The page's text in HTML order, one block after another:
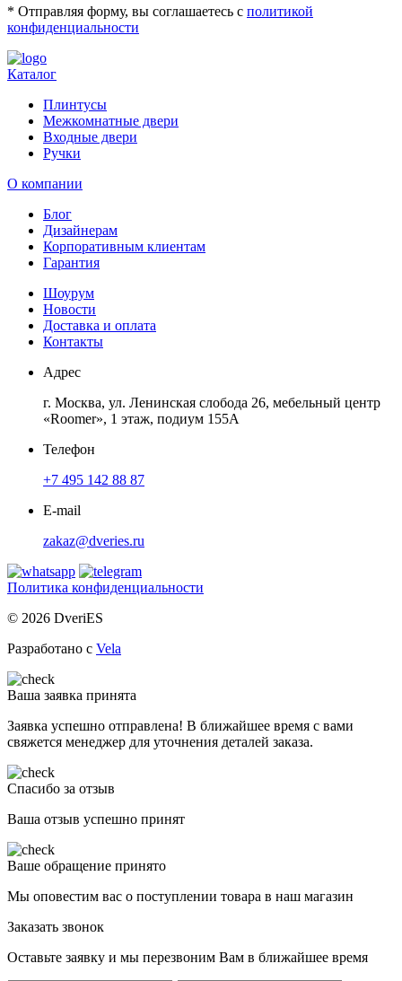
* Отправляя форму, вы соглашаетесь с политикой
конфиденциальности
Каталог
Плинтусы
Межкомнатные двери
Входные двери
Ручки
О компании
Блог
Дизайнерам
Корпоративным клиентам
Гарантия
Шоурум
Новости
Доставка и оплата
Контакты
Адрес
г. Москва, ул. Ленинская слобода 26, мебельный центр
«Roomer», 1 этаж, подиум 155А
Телефон
+7 495 142 88 87
E-mail
zakaz@dveries.ru
Политика конфиденциальности
© 2026 DveriES
Разработано с Vela
Ваша заявка принята
Заявка успешно отправлена! В ближайшее время с вами
свяжется менеджер для уточнения деталей заказа.
Спасибо за отзыв
Ваша отзыв успешно принят
Ваше обращение принято
Мы оповестим вас о поступлении товара в наш магазин
Заказать звонок
Оставьте заявку и мы перезвоним Вам в ближайшее время